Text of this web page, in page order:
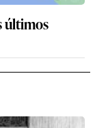
últimos